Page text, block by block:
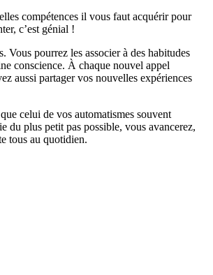
compétences il vous faut acquérir pour
c’est génial !
pourrez les associer à des habitudes
conscience. À chaque nouvel appel
aussi partager vos nouvelles expériences
celui de vos automatismes souvent
du plus petit pas possible, vous avancerez,
tous au quotidien.